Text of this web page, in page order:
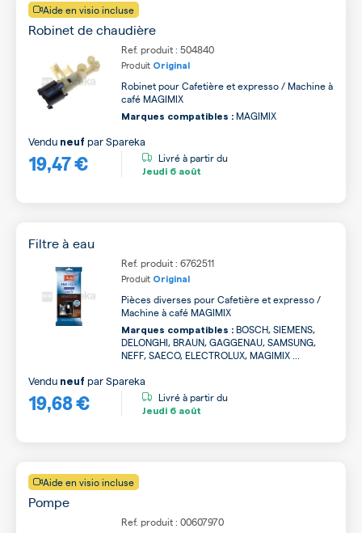
Aide en visio incluse
Robinet de chaudière
Ref. produit : 504840
Produit Original
Robinet pour Cafetière et expresso / Machine à
café MAGIMIX
Marques compatibles : MAGIMIX
19,47 €
Vendu neuf parSpareka
Livré à partir du
Jeudi 6 août
Filtre à eau
Ref. produit : 6762511
Produit Original
Pièces diverses pour Cafetière et expresso /
Machine à café MAGIMIX
Marques compatibles : BOSCH, SIEMENS,
DELONGHI, BRAUN, GAGGENAU, SAMSUNG,
NEFF, SAECO, ELECTROLUX, MAGIMIX ...
19,68 €
Vendu neuf parSpareka
Livré à partir du
Jeudi 6 août
Aide en visio incluse
Pompe
Ref. produit : 00607970